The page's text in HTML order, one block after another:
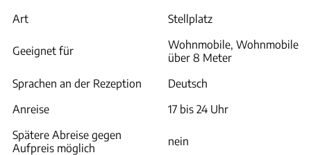
Art
Stellplatz
Geeignet für
Wohnmobile, Wohnmobile
über 8 Meter
Sprachen an der Rezeption
Deutsch
Anreise
17 bis 24 Uhr
Spätere Abreise gegen
Aufpreis möglich
nein